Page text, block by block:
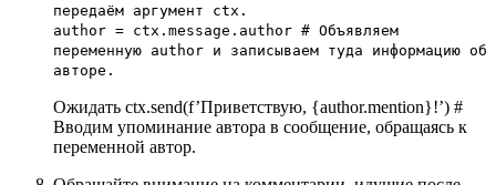
передаём аргумент ctx.
author = ctx.message.author # Объявляем
переменную author и записываем туда информацию об
авторе.
Ожидать ctx.send(f’Приветствую, {author.mention}!’) #
Вводим упоминание автора в сообщение, обращаясь к
переменной автор.